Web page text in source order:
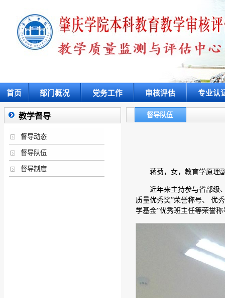
首页 部门概况 党务工作 审核评估 专业认
教学督导
督导动态
督导队伍
督导制度
督导队伍
蒋菊，女，教育学原理
近年来主持参与省部级
质量优秀奖”荣誉称号、 优
学基金”优秀班主任等荣誉称